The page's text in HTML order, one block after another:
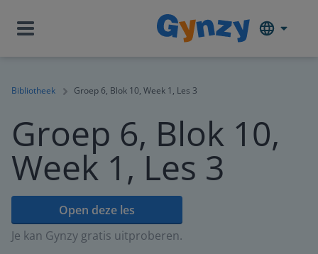
Bibliotheek Groep 6, Blok 10, Week 1, Les 3
Groep 6, Blok 10,
Week 1, Les 3
Open deze les
Je kan Gynzy gratis uitproberen.